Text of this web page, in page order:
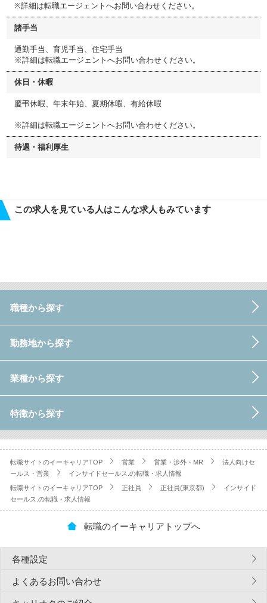
※詳細は転職エージェントへお問い合わせください。
諸手当
通勤手当、育児手当、住宅手当
※詳細は転職エージェントへお問い合わせください。
休日・休暇
慶弔休暇、年末年始、夏期休暇、有給休暇
※詳細は転職エージェントへお問い合わせください。
待遇・福利厚生
この求人を見ている人はこんな求人もみています
職種から探す
勤務地から探す
業種から探す
特徴から探す
転職サイトのイーキャリアTOP 営業 営業・渉外・MR
法人向けセ
ールス・営業
インサイドセールス.の転職・求人情報
転職サイトのイーキャリアTOP 正社員 正社員(東京都)
インサイド
セールス.の転職・求人情報
転職のイーキャリアトップへ
各種設定
よくあるお問い合わせ